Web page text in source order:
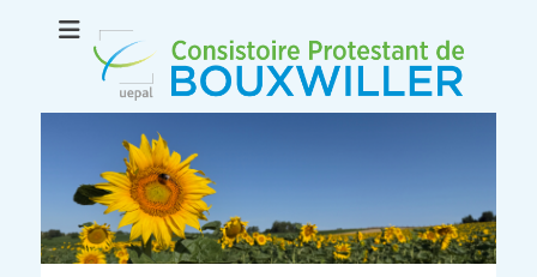
Consistoire
protestant de
Bouxwiller
Le site internet du consistoire de Bouxwiller